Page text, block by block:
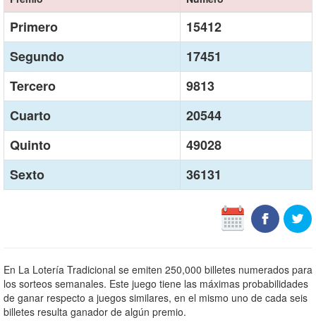
Primero
15412
Segundo
17451
Tercero
9813
Cuarto
20544
Quinto
49028
Sexto
36131
En La Lotería Tradicional se emiten 250,000 billetes numerados para
los sorteos semanales. Este juego tiene las máximas probabilidades
de ganar respecto a juegos similares, en el mismo uno de cada seis
billetes resulta ganador de algún premio.